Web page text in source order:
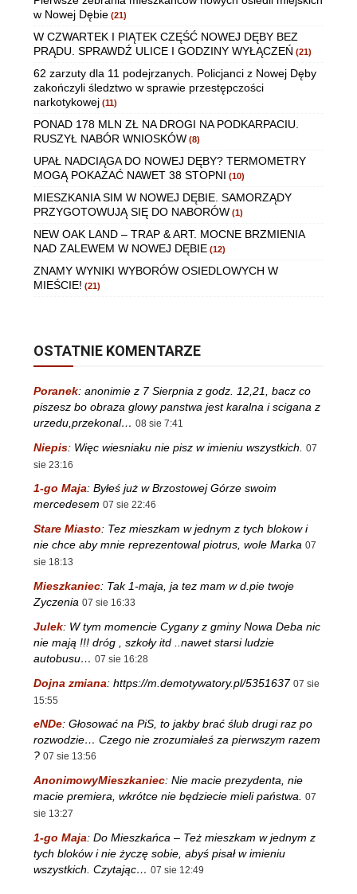
w Nowej Dębie (21)
W CZWARTEK I PIĄTEK CZĘŚĆ NOWEJ DĘBY BEZ
PRĄDU. SPRAWDŹ ULICE I GODZINY WYŁĄCZEŃ (21)
62 zarzuty dla 11 podejrzanych. Policjanci z Nowej Dęby
zakończyli śledztwo w sprawie przestępczości
narkotykowej (11)
PONAD 178 MLN ZŁ NA DROGI NA PODKARPACIU.
RUSZYŁ NABÓR WNIOSKÓW (8)
UPAŁ NADCIĄGA DO NOWEJ DĘBY? TERMOMETRY
MOGĄ POKAZAĆ NAWET 38 STOPNI (10)
MIESZKANIA SIM W NOWEJ DĘBIE. SAMORZĄDY
PRZYGOTOWUJĄ SIĘ DO NABORÓW (1)
NEW OAK LAND – TRAP & ART. MOCNE BRZMIENIA
NAD ZALEWEM W NOWEJ DĘBIE (12)
ZNAMY WYNIKI WYBORÓW OSIEDLOWYCH W
MIEŚCIE! (21)
OSTATNIE KOMENTARZE
Poranek: anonimie z 7 Sierpnia z godz. 12,21, bacz co
piszesz bo obraza glowy panstwa jest karalna i scigana z
urzedu,przekonal… 08 sie 7:41
Niepis: Więc wiesniaku nie pisz w imieniu wszystkich.
07
sie 23:16
1-go Maja: Byłeś już w Brzostowej Górze swoim
mercedesem 07 sie 22:46
Stare Miasto: Tez mieszkam w jednym z tych blokow i
nie chce aby mnie reprezentowal piotrus, wole Marka 07
sie 18:13
Mieszkaniec: Tak 1-maja, ja tez mam w d.pie twoje
Zyczenia 07 sie 16:33
Julek: W tym momencie Cygany z gminy Nowa Deba nic
nie mają !!! dróg , szkoły itd ..nawet starsi ludzie
autobusu… 07 sie 16:28
Dojna zmiana: https://m.demotywatory.pl/5351637 07 sie
15:55
eNDe: Głosować na PiS, to jakby brać ślub drugi raz po
rozwodzie… Czego nie zrozumiałeś za pierwszym razem
? 07 sie 13:56
AnonimowyMieszkaniec: Nie macie prezydenta, nie
macie premiera, wkrótce nie będziecie mieli państwa.
07
sie 13:27
1-go Maja: Do Mieszkańca – Też mieszkam w jednym z
tych bloków i nie życzę sobie, abyś pisał w imieniu
wszystkich. Czytając… 07 sie 12:49